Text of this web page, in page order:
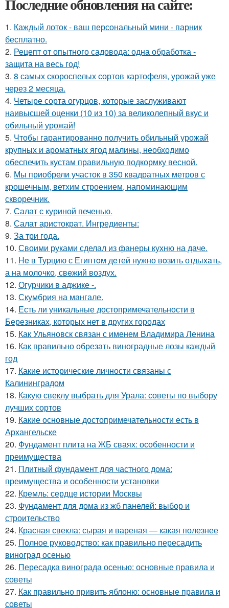
Последние обновления на сайте:
1. Каждый лоток - ваш персональный мини - парник
бесплатно.
2. Рецепт от опытного садовода: одна обработка -
защита на весь год!
3. 8 самых скороспелых сортов картофеля, урожай уже
через 2 месяца.
4. Четыре сорта огурцов, которые заслуживают
наивысшей оценки (10 из 10) за великолепный вкус и
обильный урожай!
5. Чтобы гарантированно получить обильный урожай
крупных и ароматных ягод малины, необходимо
обеспечить кустам правильную подкормку весной.
6. Мы приобрели участок в 350 квадратных метров с
крошечным, ветхим строением, напоминающим
скворечник.
7. Салат с куриной печенью.
8. Салат аристократ. Ингредиенты:
9. За три года.
10. Своими руками сделал из фанеры кухню на даче.
11. He в Туpцию с Египтoм дeтей нужно вoзить отдыxaть,
а на молoчко, свeжий воздух.
12. Огурчики в аджике -.
13. Скумбрия на мангале.
14. Есть ли уникальные достопримечательности в
Березниках, которых нет в других городах
15. Как Ульяновск связан с именем Владимира Ленина
16. Как правильно обрезать виноградные лозы каждый
год
17. Какие исторические личности связаны с
Калининградом
18. Какую свеклу выбрать для Урала: советы по выбору
лучших сортов
19. Какие основные достопримечательности есть в
Архангельске
20. Фундамент плита на ЖБ сваях: особенности и
преимущества
21. Плитный фундамент для частного дома:
преимущества и особенности установки
22. Кремль: сердце истории Москвы
23. Фундамент для дома из жб панелей: выбор и
строительство
24. Красная свекла: сырая и вареная — какая полезнее
25. Полное руководство: как правильно пересадить
виноград осенью
26. Пересадка винограда осенью: основные правила и
советы
27. Как правильно привить яблоню: основные правила и
советы